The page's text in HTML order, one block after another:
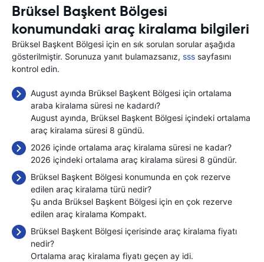
Brüksel Başkent Bölgesi
konumundaki araç kiralama bilgileri
Brüksel Başkent Bölgesi için en sık sorulan sorular aşağıda
gösterilmiştir. Sorunuza yanıt bulamazsanız, sss sayfasını
kontrol edin.
August ayında Brüksel Başkent Bölgesi için ortalama
araba kiralama süresi ne kadardı?
August ayında, Brüksel Başkent Bölgesi içindeki ortalama
araç kiralama süresi 8 gündü.
2026 içinde ortalama araç kiralama süresi ne kadar?
2026 içindeki ortalama araç kiralama süresi 8 gündür.
Brüksel Başkent Bölgesi konumunda en çok rezerve
edilen araç kiralama türü nedir?
Şu anda Brüksel Başkent Bölgesi için en çok rezerve
edilen araç kiralama Kompakt.
Brüksel Başkent Bölgesi içerisinde araç kiralama fiyatı
nedir?
Ortalama araç kiralama fiyatı geçen ay idi.